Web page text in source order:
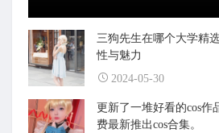
三狗先生在哪个大学精
性与魅力
2024-05-30
更新了一堆好看的cos作
费最新推出cos合集。